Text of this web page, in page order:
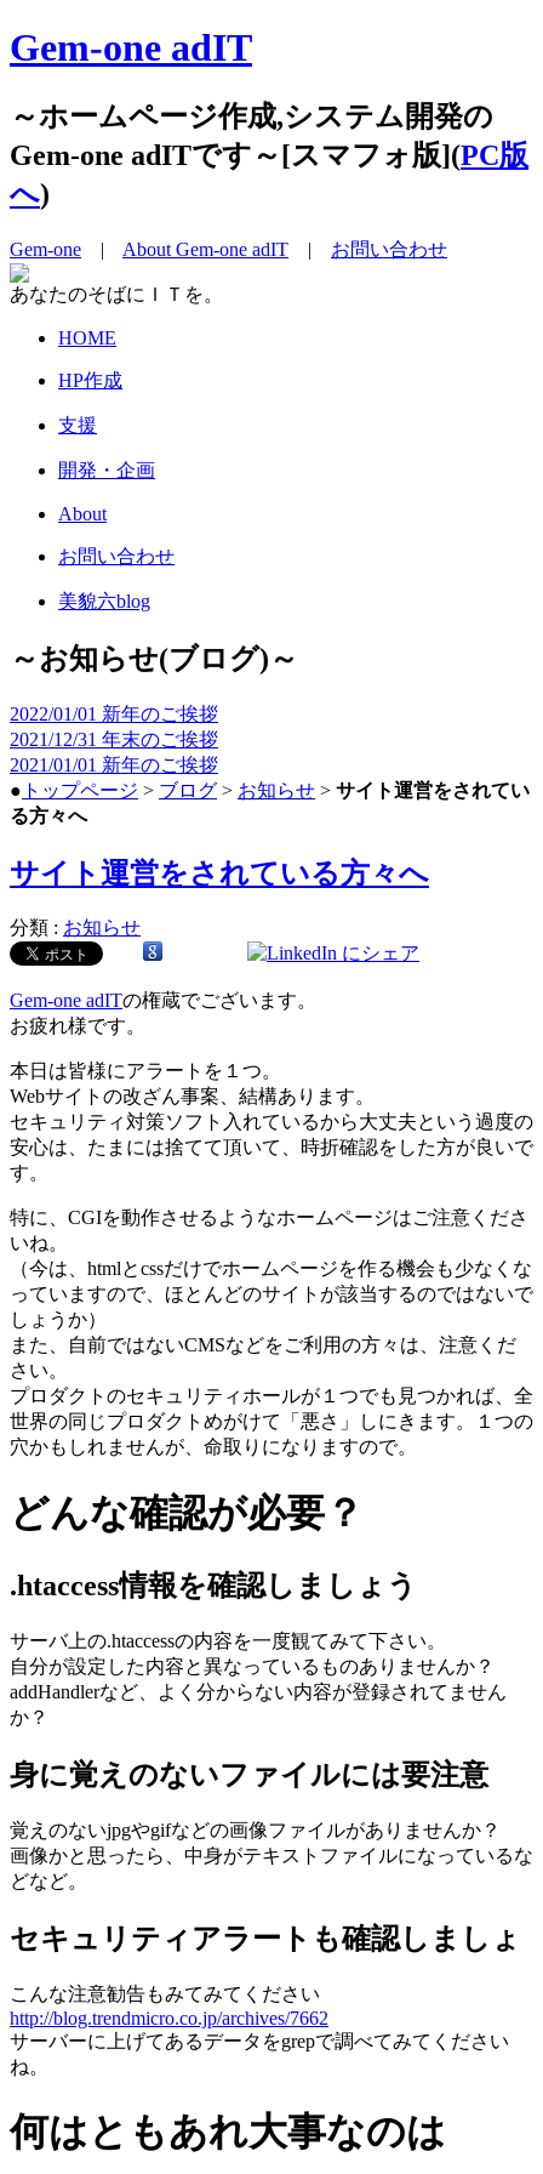
Gem-one adIT
～ホームページ作成,システム開発の
Gem-one adITです～[スマフォ版](PC版
へ)
Gem-one | About Gem-one adIT | お問い合わせ
あなたのそばにＩＴを。
HOME
HP作成
支援
開発・企画
About
お問い合わせ
美貌六blog
～お知らせ(ブログ)～
2022/01/01 新年のご挨拶
2021/12/31 年末のご挨拶
2021/01/01 新年のご挨拶
● トップページ > ブログ > お知らせ > サイト運営をされてい
る方々へ
サイト運営をされている方々へ
分類 : お知らせ
Gem-one adITの権蔵でございます。
お疲れ様です。
本日は皆様にアラートを１つ。
Webサイトの改ざん事案、結構あります。
セキュリティ対策ソフト入れているから大丈夫という過度の
安心は、たまには捨てて頂いて、時折確認をした方が良いで
す。
特に、CGIを動作させるようなホームページはご注意くださ
いね。
（今は、htmlとcssだけでホームページを作る機会も少なくな
っていますので、ほとんどのサイトが該当するのではないで
しょうか）
また、自前ではないCMSなどをご利用の方々は、注意くだ
さい。
プロダクトのセキュリティホールが１つでも見つかれば、全
世界の同じプロダクトめがけて「悪さ」しにきます。１つの
穴かもしれませんが、命取りになりますので。
どんな確認が必要？
.htaccess情報を確認しましょう
サーバ上の.htaccessの内容を一度観てみて下さい。
自分が設定した内容と異なっているものありませんか？
addHandlerなど、よく分からない内容が登録されてません
か？
身に覚えのないファイルには要注意
覚えのないjpgやgifなどの画像ファイルがありませんか？
画像かと思ったら、中身がテキストファイルになっているな
どなど。
セキュリティアラートも確認しましょ
こんな注意勧告もみてみてください
http://blog.trendmicro.co.jp/archives/7662
サーバーに上げてあるデータをgrepで調べてみてください
ね。
何はともあれ大事なのは